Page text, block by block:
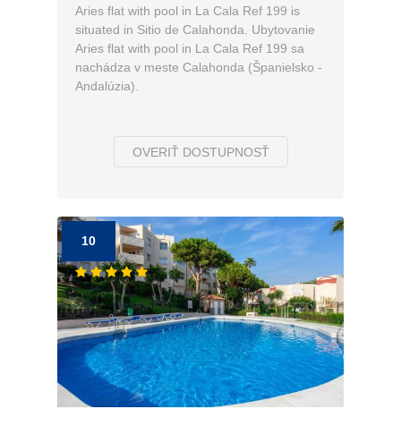
Aries flat with pool in La Cala Ref 199 is
situated in Sitio de Calahonda. Ubytovanie
Aries flat with pool in La Cala Ref 199 sa
nachádza v meste Calahonda (Španielsko -
Andalúzia).
OVERIŤ DOSTUPNOSŤ
10